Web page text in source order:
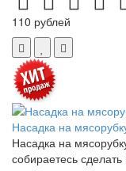
110 рублей
Насадка на
Насадка на
собираетесь